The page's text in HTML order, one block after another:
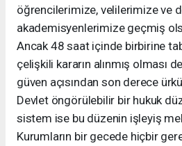
öğrencilerimize, velilerimize ve
akademisyenlerimize geçmiş
Ancak 48 saat içinde birbirine
çelişkili kararın alınmış olması
güven açısından son derece
Devlet öngörülebilir bir hukuk
sistem ise bu düzenin işleyiş
Kurumların bir gecede hiçbir